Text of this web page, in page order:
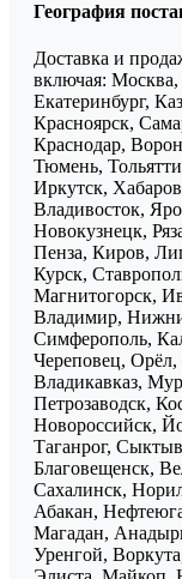
География
Доставка и
включая: Москва,
Екатеринбург,
Красноярск,
Краснодар,
Тюмень,
Иркутск,
Владивосток,
Новокузнецк,
Пенза, Киров,
Курск,
Магнитогорск,
Владимир,
Симферополь,
Череповец, Орёл,
Владикавказ,
Петрозаводск,
Новороссийск,
Таганрог,
Благовещенск,
Сахалинск,
Абакан,
Магадан,
Уренгой,